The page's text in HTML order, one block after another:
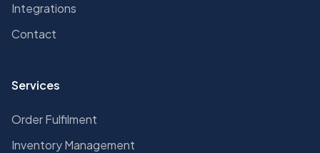
Integrations
Contact
Services
Order Fulfilment
Inventory Management